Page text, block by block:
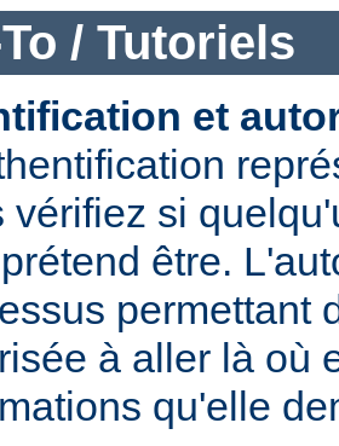
/ Tutoriels
et
vérifiez si
être.
permettant
à aller là où
qu'elle